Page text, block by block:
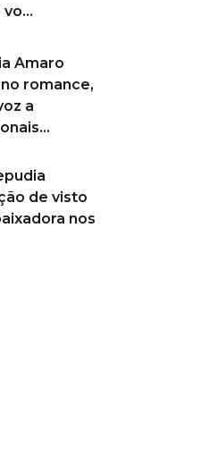
vo...
Amaro
romance,
a
de visto
nos